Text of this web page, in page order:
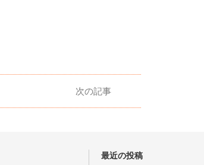
次の記事
最近の投稿